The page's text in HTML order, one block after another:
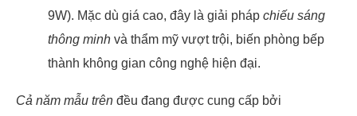
9W). Mặc dù giá cao, đây là giải pháp chiếu sáng
thông minh và thẩm mỹ vượt trội, biến phòng bếp
thành không gian công nghệ hiện đại.
Cả năm mẫu trên đều đang được cung cấp bởi